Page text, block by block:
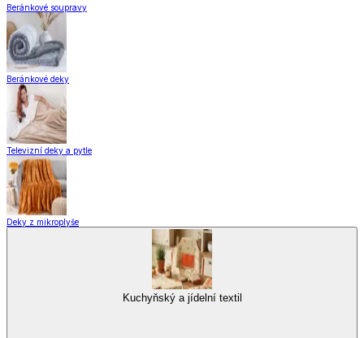
Beránkové soupravy
Beránkové deky
Televizní deky a pytle
Deky z mikroplyše
Kuchyňský a jídelní textil